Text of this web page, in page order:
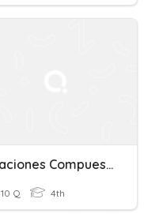
Oraciones Compuestas
10 Q 4th